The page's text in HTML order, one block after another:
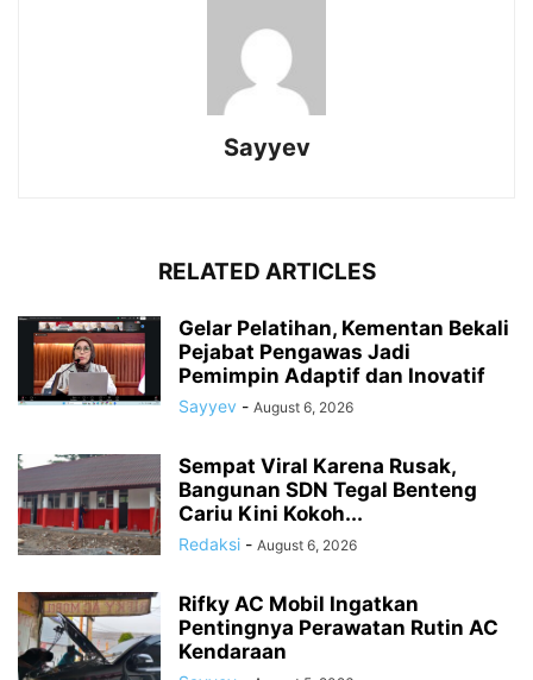
Sayyev
RELATED ARTICLES
Gelar Pelatihan, Kementan Bekali
Pejabat Pengawas Jadi
Pemimpin Adaptif dan Inovatif
Sayyev - August 6, 2026
Sempat Viral Karena Rusak,
Bangunan SDN Tegal Benteng
Cariu Kini Kokoh...
Redaksi - August 6, 2026
Rifky AC Mobil Ingatkan
Pentingnya Perawatan Rutin AC
Kendaraan